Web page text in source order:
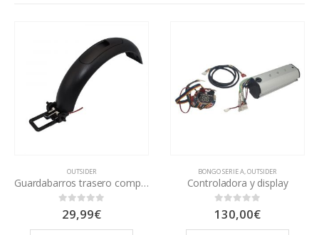
FALLO ELECTRÓNICO,FOX,FOX MAX INFINITON CITYJAM PRO,INOKIM,JOYOR,
JOYOR F1,KUGOO S1 PURE AIR GO KIMOA,TIPO XIAOMI,TIPO XIAOMI
BONGO SERIE A
Controladora y display
0out of 5
130,00
OUTSIDER
Gancho
0 out of 5
6,99